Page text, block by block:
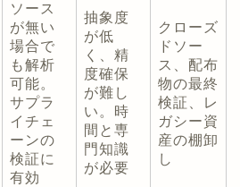
ソース
が無い
場合で
も解析
可能。
サプラ
イチェ
ーンの
検証に
有効
抽象度
が低
く、精
度確保
が難し
い。時
間と専
門知識
が必要
クローズ
ドソー
ス、配布
物の最終
検証、レ
ガシー資
産の棚卸
し